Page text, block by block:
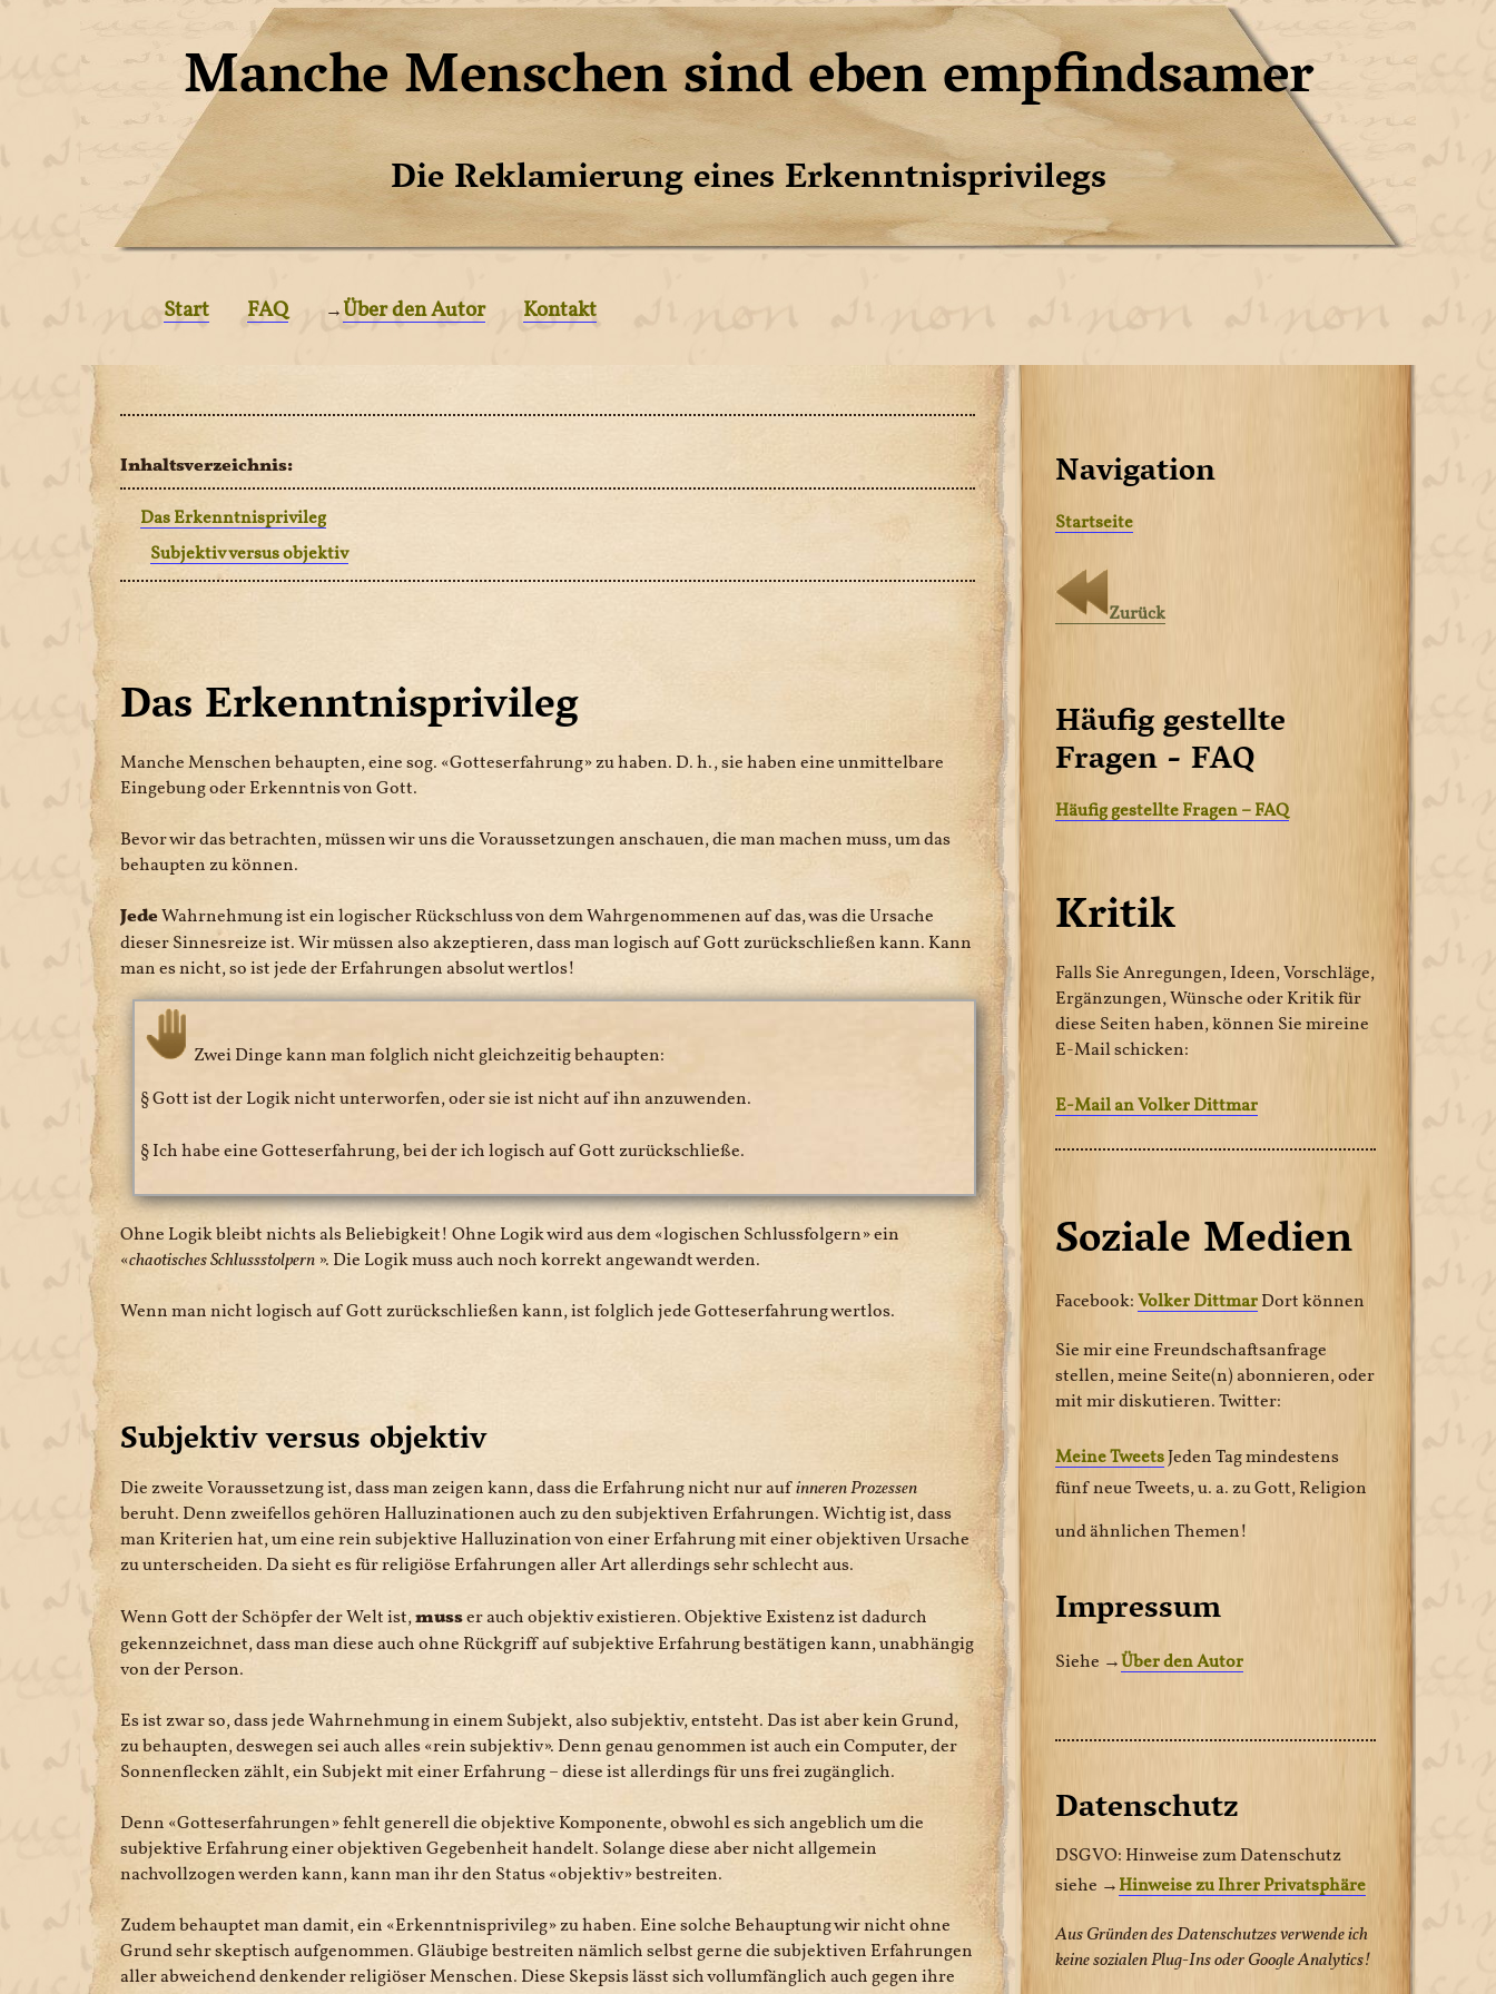
Manche Menschen sind eben empfindsamer
Die Reklamierung eines Erkenntnisprivilegs
Start FAQ →Über den Autor Kontakt
Inhaltsverzeichnis:
Das Erkenntnisprivileg
Subjektiv versus objektiv
Das Erkenntnisprivileg
Manche Menschen behaupten, eine sog. Gotteserfahrung
zu haben. D. h., sie haben eine unmittelbare
Eingebung oder Erkenntnis von Gott.
Bevor wir das betrachten, müssen wir uns die Voraussetzungen anschauen, die man machen muss, um das
behaupten zu können.
JedeWahrnehmung ist ein logischer Rückschluss von dem Wahrgenommenen auf das, was die Ursache
dieser Sinnesreize ist. Wir müssen also akzeptieren, dass man logisch auf Gott zurückschließen kann. Kann
man es nicht, so ist jede der Erfahrungen absolut wertlos!
Zwei Dinge kann man folglich nicht gleichzeitig behaupten:
§ Gott ist der Logik nicht unterworfen, oder sie ist nicht auf ihn anzuwenden.
§ Ich habe eine Gotteserfahrung, bei der ich logisch auf Gott zurückschließe.
Ohne Logik bleibt nichts als Beliebigkeit! Ohne Logik wird aus dem logischen Schlussfolgern
ein
chaotisches Schlussstolpern . Die Logik muss auch noch korrekt angewandt werden.
Wenn man nicht logisch auf Gott zurückschließen kann, ist folglich jede Gotteserfahrung wertlos.
Subjektiv versus objektiv
Die zweite Voraussetzung ist, dass man zeigen kann, dass die Erfahrung nicht nur aufinneren Prozessen
beruht. Denn zweifellos gehören Halluzinationen auch zu den subjektiven Erfahrungen. Wichtig ist, dass
man Kriterien hat, um eine rein subjektive Halluzination von einer Erfahrung mit einer objektiven Ursache
zu unterscheiden. Da sieht es für religiöse Erfahrungen aller Art allerdings sehr schlecht aus.
Wenn Gott der Schöpfer der Welt ist, musser auch objektiv existieren. Objektive Existenz ist dadurch
gekennzeichnet, dass man diese auch ohne Rückgriff auf subjektive Erfahrung bestätigen kann, unabhängig
von der Person.
Es ist zwar so, dass jede Wahrnehmung in einem Subjekt, also subjektiv, entsteht. Das ist aber kein Grund,
zu behaupten, deswegen sei auch alles rein subjektiv . Denn genau genommen ist auch ein Computer, der
Sonnenflecken zählt, ein Subjekt mit einer Erfahrung – diese ist allerdings für uns frei zugänglich.
Denn Gotteserfahrungen
fehlt generell die objektive Komponente, obwohl es sich angeblich um die
subjektive Erfahrung einer objektiven Gegebenheit handelt. Solange diese aber nicht allgemein
nachvollzogen werden kann, kann man ihr den Status objektiv bestreiten.
Zudem behauptet man damit, ein Erkenntnisprivileg
zu haben. Eine solche Behauptung wir nicht ohne
Grund sehr skeptisch aufgenommen. Gläubige bestreiten nämlich selbst gerne die subjektiven Erfahrungen
aller abweichend denkender religiöser Menschen. Diese Skepsis lässt sich vollumfänglich auch gegen ihre
Navigation
Startseite
Zurück
Häufig gestellte
Fragen - FAQ
Häufig gestellte Fragen – FAQ
Kritik
Falls Sie Anregungen, Ideen, Vorschläge,
Ergänzungen, Wünsche oder Kritik für
diese Seiten haben, können Sie mireine
E-Mail schicken:
E-Mail an Volker Dittmar
Soziale Medien
Facebook: Volker Dittmar Dort können
Sie mir eine Freundschaftsanfrage
stellen, meine Seite(n) abonnieren, oder
mit mir diskutieren. Twitter:
Meine TweetsJeden Tag mindestens
fünf neue Tweets, u. a. zu Gott, Religion
und ähnlichen Themen!
Impressum
Siehe →Über den Autor
Datenschutz
DSGVO: Hinweise zum Datenschutz
siehe → Hinweise zu Ihrer Privatsphäre
Aus Gründen des Datenschutzes verwende ich
keine sozialen Plug-Ins oder Google Analytics!